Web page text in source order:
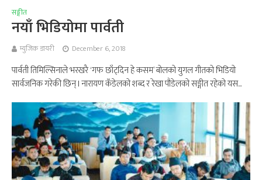
सङ्गीत
नयाँ भिडियोमा पार्वती
म्युजिक डायरी December 6, 2018
पार्वती तिमिल्सिनाले भरखरै ‘गफ छाँट्दिन हे कसम’ बोलको युगल गीतको भिडियो
सार्वजनिक गरेकी छिन् l नारायण कँडेलको शब्द र रेखा पौडेलको सङ्गीत रहेको यस...